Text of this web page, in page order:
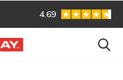
Gratis omruilen
4.69